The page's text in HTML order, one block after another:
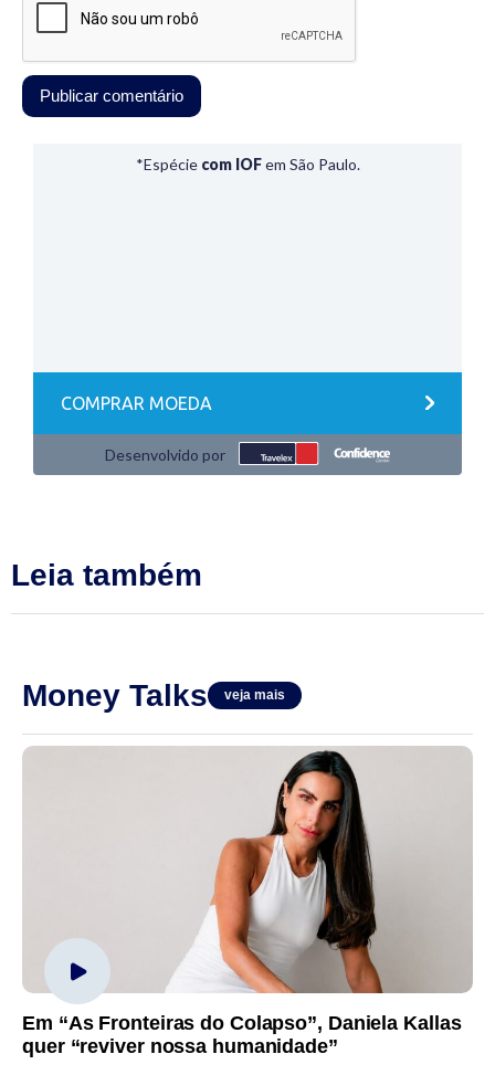
Leia também
Money Talks veja mais
Em “As Fronteiras do Colapso”, Daniela Kallas
quer “reviver nossa humanidade”